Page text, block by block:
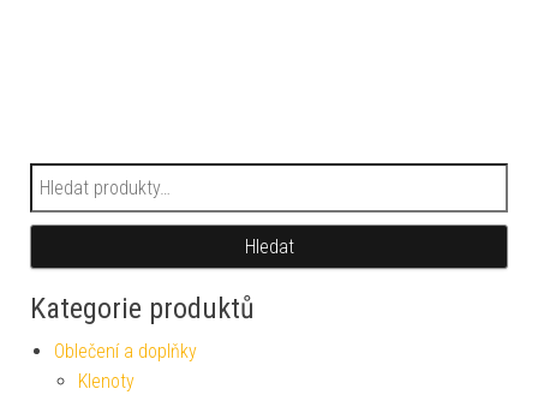
Hledat:
Hledat
Kategorie produktů
Oblečení a doplňky
Klenoty